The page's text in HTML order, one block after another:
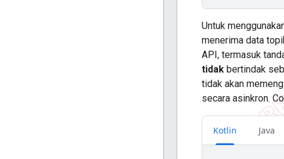
Untuk
menerima data
API, termasuk
tidak bertindak
tidak akan
secara asinkron.
Kotlin Java